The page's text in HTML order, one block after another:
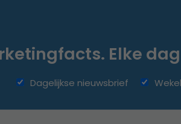
Elke
Dagelijkse nieuwsbrief